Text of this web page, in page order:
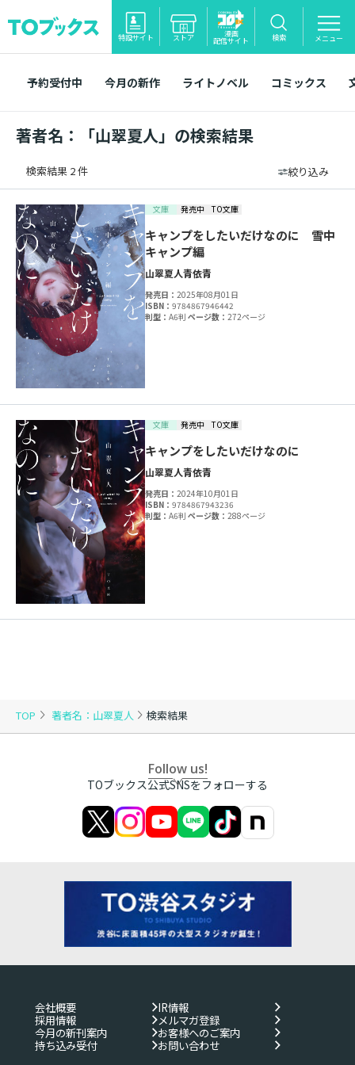
特設サイト ストア 漫画
配信サイト 検索 メニュー
予約受付中 今月の新作 ライトノベル コミックス
TOP 著者名：山翠夏人 検索結果
著者名：「山翠夏人」の検索結果
検索結果 2 件 絞り込み
文庫 発売中 TO文庫
キャンプをしたいだけなのに 雪中
キャンプ編
山翠夏人青依青
発売日：2025年08月01日
ISBN：9784867946442
判型：A6判ページ数：272ページ
文庫 発売中 TO文庫
キャンプをしたいだけなのに
山翠夏人青依青
発売日：2024年10月01日
ISBN：9784867943236
判型：A6判ページ数：288ページ
Follow us!
TOブックス公式SNSをフォローする
会社概要
IR情報
採用情報
メルマガ登録
今月の新刊案内
お客様へのご案内
持ち込み受付
お問い合わせ